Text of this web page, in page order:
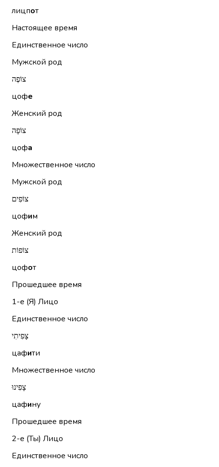
лицпот
Настоящее время
Единственное число
Мужской род
צוֹפֶה
цофе
Женский род
צוֹפָה
цофа
Множественное число
Мужской род
צוֹפִים
цофим
Женский род
צוֹפוֹת
цофот
Прошедшее время
1-е (Я) Лицо
Единственное число
צָפִיתִי
цафити
Множественное число
צָפִינוּ
цафину
Прошедшее время
2-е (Ты) Лицо
Единственное число